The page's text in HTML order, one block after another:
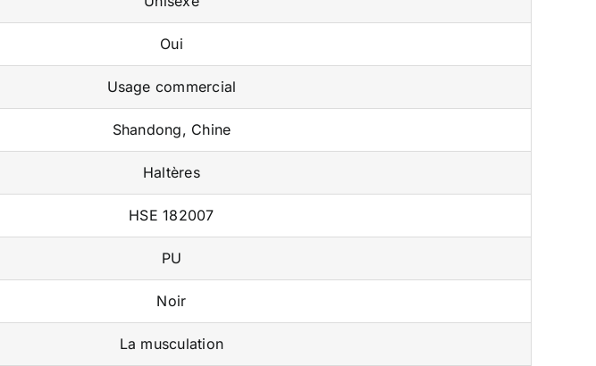
Oui
Usage commercial
Shandong, Chine
Haltères
HSE 182007
PU
Noir
La musculation